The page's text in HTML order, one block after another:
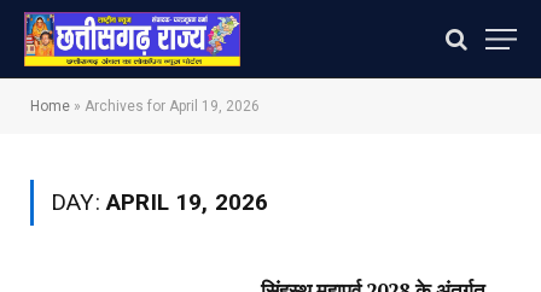
Home » Archives for April 19, 2026
DAY:APRIL 19, 2026